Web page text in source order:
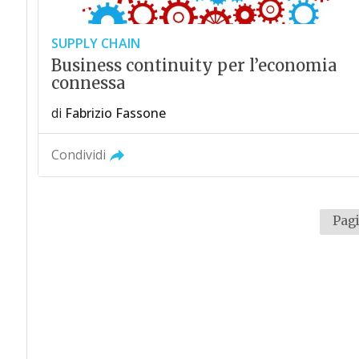
SUPPLY CHAIN
Business continuity per l’economia
connessa
di Fabrizio Fassone
Condividi